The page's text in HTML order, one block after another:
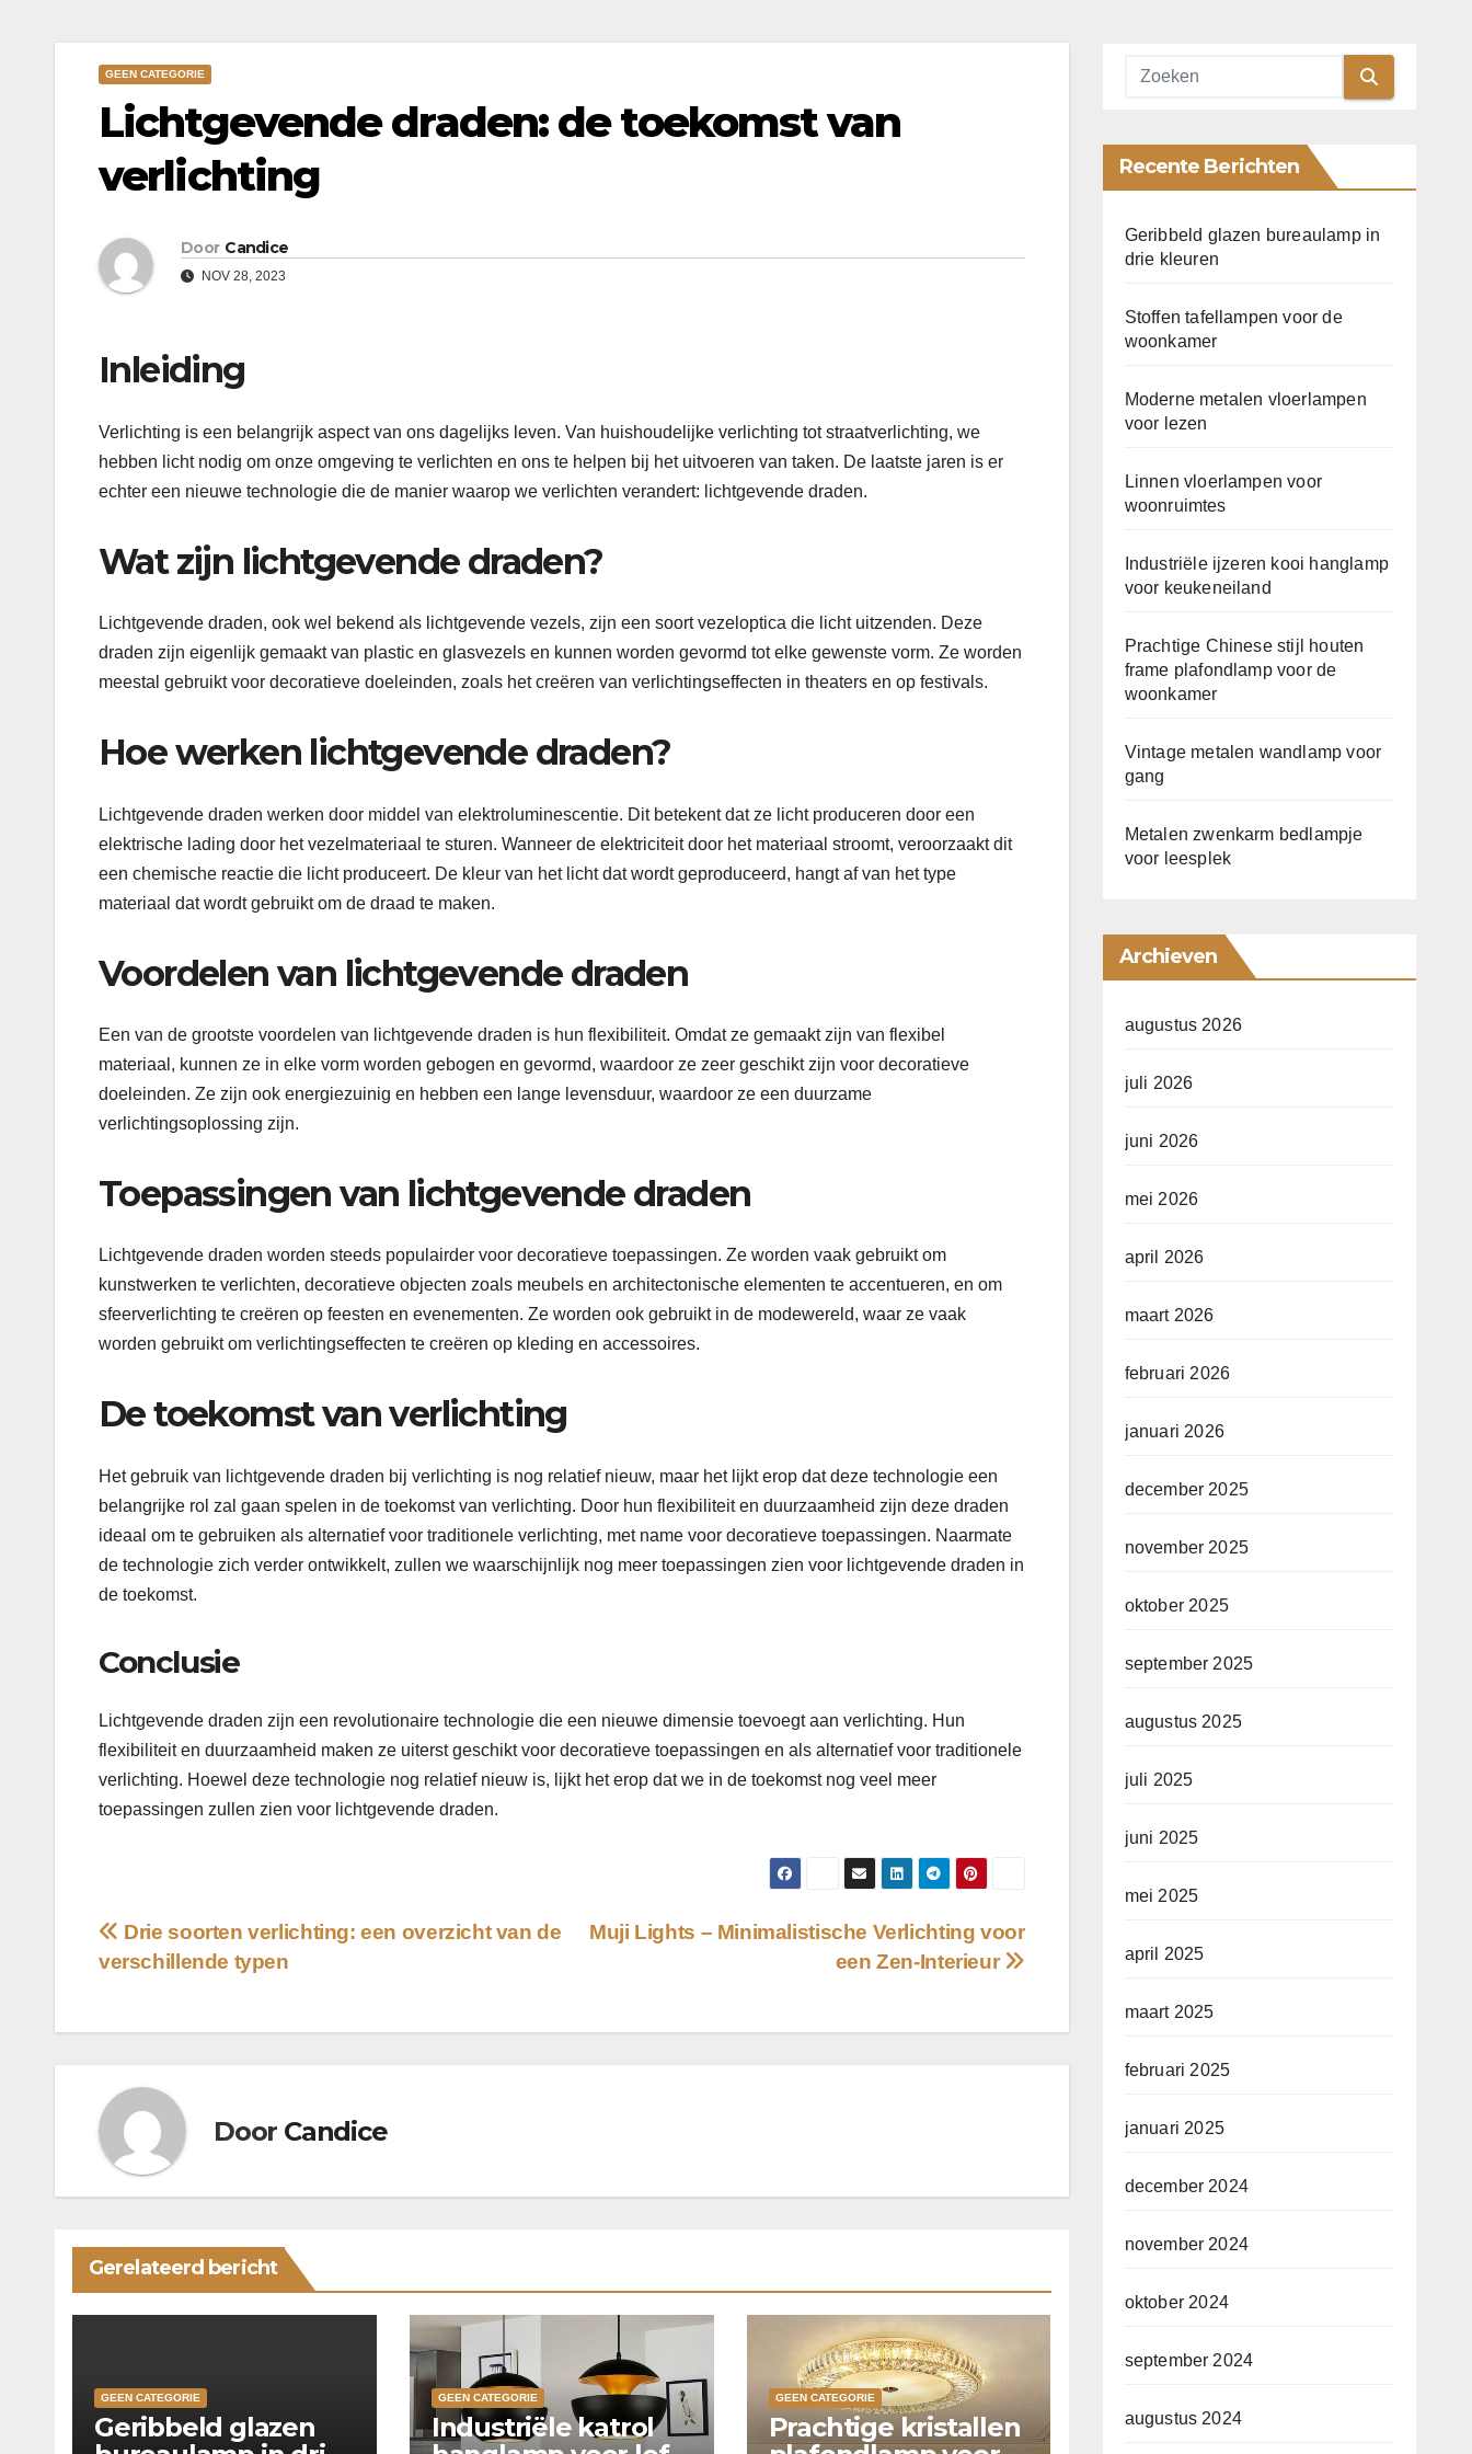
GEEN CATEGORIE
Lichtgevende draden: de toekomst van
verlichting
Door Candice
NOV 28, 2023
Inleiding
Verlichting is een belangrijk aspect van ons dagelijks leven. Van huishoudelijke verlichting tot straatverlichting, we
hebben licht nodig om onze omgeving te verlichten en ons te helpen bij het uitvoeren van taken. De laatste jaren is er
echter een nieuwe technologie die de manier waarop we verlichten verandert: lichtgevende draden.
Wat zijn lichtgevende draden?
Lichtgevende draden, ook wel bekend als lichtgevende vezels, zijn een soort vezeloptica die licht uitzenden. Deze
draden zijn eigenlijk gemaakt van plastic en glasvezels en kunnen worden gevormd tot elke gewenste vorm. Ze worden
meestal gebruikt voor decoratieve doeleinden, zoals het creëren van verlichtingseffecten in theaters en op festivals.
Hoe werken lichtgevende draden?
Lichtgevende draden werken door middel van elektroluminescentie. Dit betekent dat ze licht produceren door een
elektrische lading door het vezelmateriaal te sturen. Wanneer de elektriciteit door het materiaal stroomt, veroorzaakt dit
een chemische reactie die licht produceert. De kleur van het licht dat wordt geproduceerd, hangt af van het type
materiaal dat wordt gebruikt om de draad te maken.
Voordelen van lichtgevende draden
Een van de grootste voordelen van lichtgevende draden is hun flexibiliteit. Omdat ze gemaakt zijn van flexibel
materiaal, kunnen ze in elke vorm worden gebogen en gevormd, waardoor ze zeer geschikt zijn voor decoratieve
doeleinden. Ze zijn ook energiezuinig en hebben een lange levensduur, waardoor ze een duurzame
verlichtingsoplossing zijn.
Toepassingen van lichtgevende draden
Lichtgevende draden worden steeds populairder voor decoratieve toepassingen. Ze worden vaak gebruikt om
kunstwerken te verlichten, decoratieve objecten zoals meubels en architectonische elementen te accentueren, en om
sfeerverlichting te creëren op feesten en evenementen. Ze worden ook gebruikt in de modewereld, waar ze vaak
worden gebruikt om verlichtingseffecten te creëren op kleding en accessoires.
De toekomst van verlichting
Het gebruik van lichtgevende draden bij verlichting is nog relatief nieuw, maar het lijkt erop dat deze technologie een
belangrijke rol zal gaan spelen in de toekomst van verlichting. Door hun flexibiliteit en duurzaamheid zijn deze draden
ideaal om te gebruiken als alternatief voor traditionele verlichting, met name voor decoratieve toepassingen. Naarmate
de technologie zich verder ontwikkelt, zullen we waarschijnlijk nog meer toepassingen zien voor lichtgevende draden in
de toekomst.
Conclusie
Lichtgevende draden zijn een revolutionaire technologie die een nieuwe dimensie toevoegt aan verlichting. Hun
flexibiliteit en duurzaamheid maken ze uiterst geschikt voor decoratieve toepassingen en als alternatief voor traditionele
verlichting. Hoewel deze technologie nog relatief nieuw is, lijkt het erop dat we in de toekomst nog veel meer
toepassingen zullen zien voor lichtgevende draden.
Bericht
navigatie
Muji Lights – Minimalistische Verlichting voor
een Zen-Interieur
Drie soorten verlichting: een overzicht van de
verschillende typen
Door Candice
Gerelateerd bericht
GEEN CATEGORIE
Geribbeld glazen
GEEN CATEGORIE
Industriële katrol
GEEN CATEGORIE
Prachtige kristallen
Recente Berichten
Geribbeld glazen bureaulamp in
drie kleuren
Stoffen tafellampen voor de
woonkamer
Moderne metalen vloerlampen
voor lezen
Linnen vloerlampen voor
woonruimtes
Industriële ijzeren kooi hanglamp
voor keukeneiland
Prachtige Chinese stijl houten
frame plafondlamp voor de
woonkamer
Vintage metalen wandlamp voor
gang
Metalen zwenkarm bedlampje
voor leesplek
Archieven
augustus 2026
juli 2026
juni 2026
mei 2026
april 2026
maart 2026
februari 2026
januari 2026
december 2025
november 2025
oktober 2025
september 2025
augustus 2025
juli 2025
juni 2025
mei 2025
april 2025
maart 2025
februari 2025
januari 2025
december 2024
november 2024
oktober 2024
september 2024
augustus 2024